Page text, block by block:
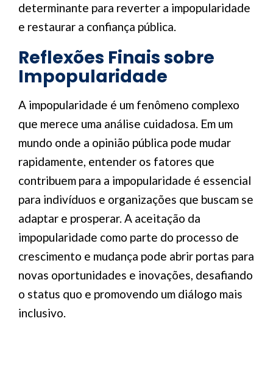
determinante para reverter a impopularidade
e restaurar a confiança pública.
Reflexões Finais sobre
Impopularidade
A impopularidade é um fenômeno complexo
que merece uma análise cuidadosa. Em um
mundo onde a opinião pública pode mudar
rapidamente, entender os fatores que
contribuem para a impopularidade é essencial
para indivíduos e organizações que buscam se
adaptar e prosperar. A aceitação da
impopularidade como parte do processo de
crescimento e mudança pode abrir portas para
novas oportunidades e inovações, desafiando
o status quo e promovendo um diálogo mais
inclusivo.